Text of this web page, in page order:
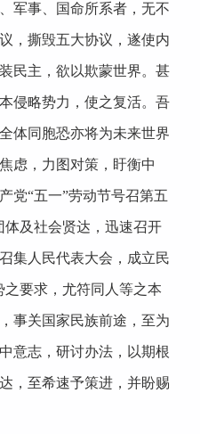
军事、国命所系者，无不
，撕毁五大协议，遂使内
民主，欲以欺蒙世界。甚
侵略势力，使之复活。吾
体同胞恐亦将为未来世界
虑，力图对策，盱衡中
党“五一”劳动节号召第五
体及社会贤达，迅速召开
集人民代表大会，成立民
之要求，尤符同人等之本
事关国家民族前途，至为
意志，研讨办法，以期根
，至希速予策进，并盼赐